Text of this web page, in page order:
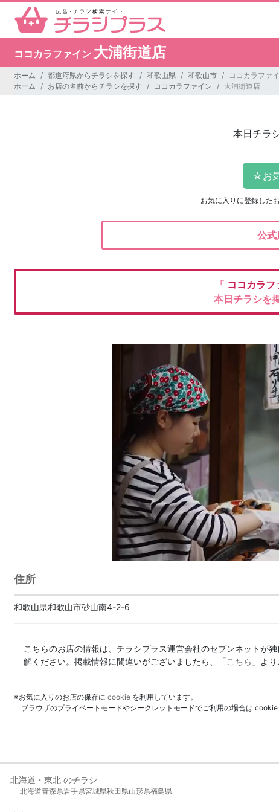
ココカラファイン 大浦街道店
ホーム 都道府県からチラシを探す 和歌山県 和歌山市
ココカラファ
ホーム
お店の名前からチラシを探す ココカラファイン 大浦街道店
本日チラ
お気に入りに登録した
公式
「 ココカラフ
本日チラシを
住所
和歌山県和歌山市砂山南4-2-6
こちらのお店の情報は、チラシプラス運営会社のセブンネットが
解ください。掲載情報に間違いがございましたら、「こちら 」よ
※お気に入りのお店の保存に cookie を利用しています。
ブラウザのプライベートモードやシークレットモードでご利用の場合は
北海道・東北 のチラシ
北海道青森県岩手県宮城県秋田県山形県福島県